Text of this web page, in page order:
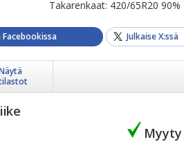
Takarenkaat: 420/65R20 90%
Facebookissa Julkaise X:ssä
Myyty